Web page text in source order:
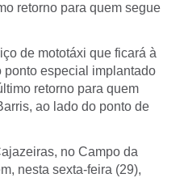
retorno para quem segue
de mototáxi que ficará à
especial implantado
retorno para quem
ao lado do ponto de
no Campo da
nesta sexta-feira (29),